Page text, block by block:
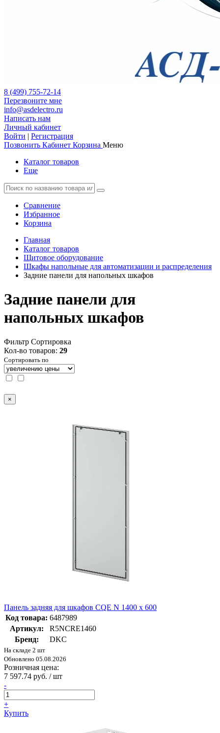
8 (499) 755-72-14
Перезвоните мне
info@asdelectro.ru
Написать нам
Личный кабинет
Войти | Регистрация
Позвонить Кабинет Корзина Меню
Каталог товаров
Еще
Сравнение
Избранное
Корзина
Главная
Каталог товаров
Щитовое оборудование
Шкафы напольные для автоматизации и распределения
Задние панели для напольных шкафов
Задние панели для
напольных шкафов
Фильтр Сортировка
Кол-во товаров: 29
Сортировать по
×
Панель задняя для шкафов CQE N 1400 x 600
Код товара: 6487989
Артикул:
R5NCRE1460
Бренд:
DKC
На складе 2 шт
Обновлено 05.08.2026
Розничная цена:
7 597.74 руб. / шт
-
+
Купить